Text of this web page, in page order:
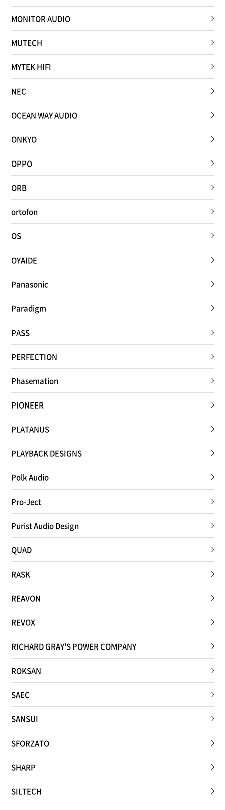
MONITOR AUDIO
MUTECH
MYTEK HIFI
NEC
OCEAN WAY AUDIO
ONKYO
OPPO
ORB
ortofon
OS
OYAIDE
Panasonic
Paradigm
PASS
PERFECTION
Phasemation
PIONEER
PLATANUS
PLAYBACK DESIGNS
Polk Audio
Pro-Ject
Purist Audio Design
QUAD
RASK
REAVON
REVOX
RICHARD GRAY'S POWER COMPANY
ROKSAN
SAEC
SANSUI
SFORZATO
SHARP
SILTECH